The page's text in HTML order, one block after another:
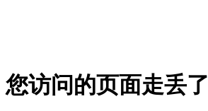
您访问的页面走丢了